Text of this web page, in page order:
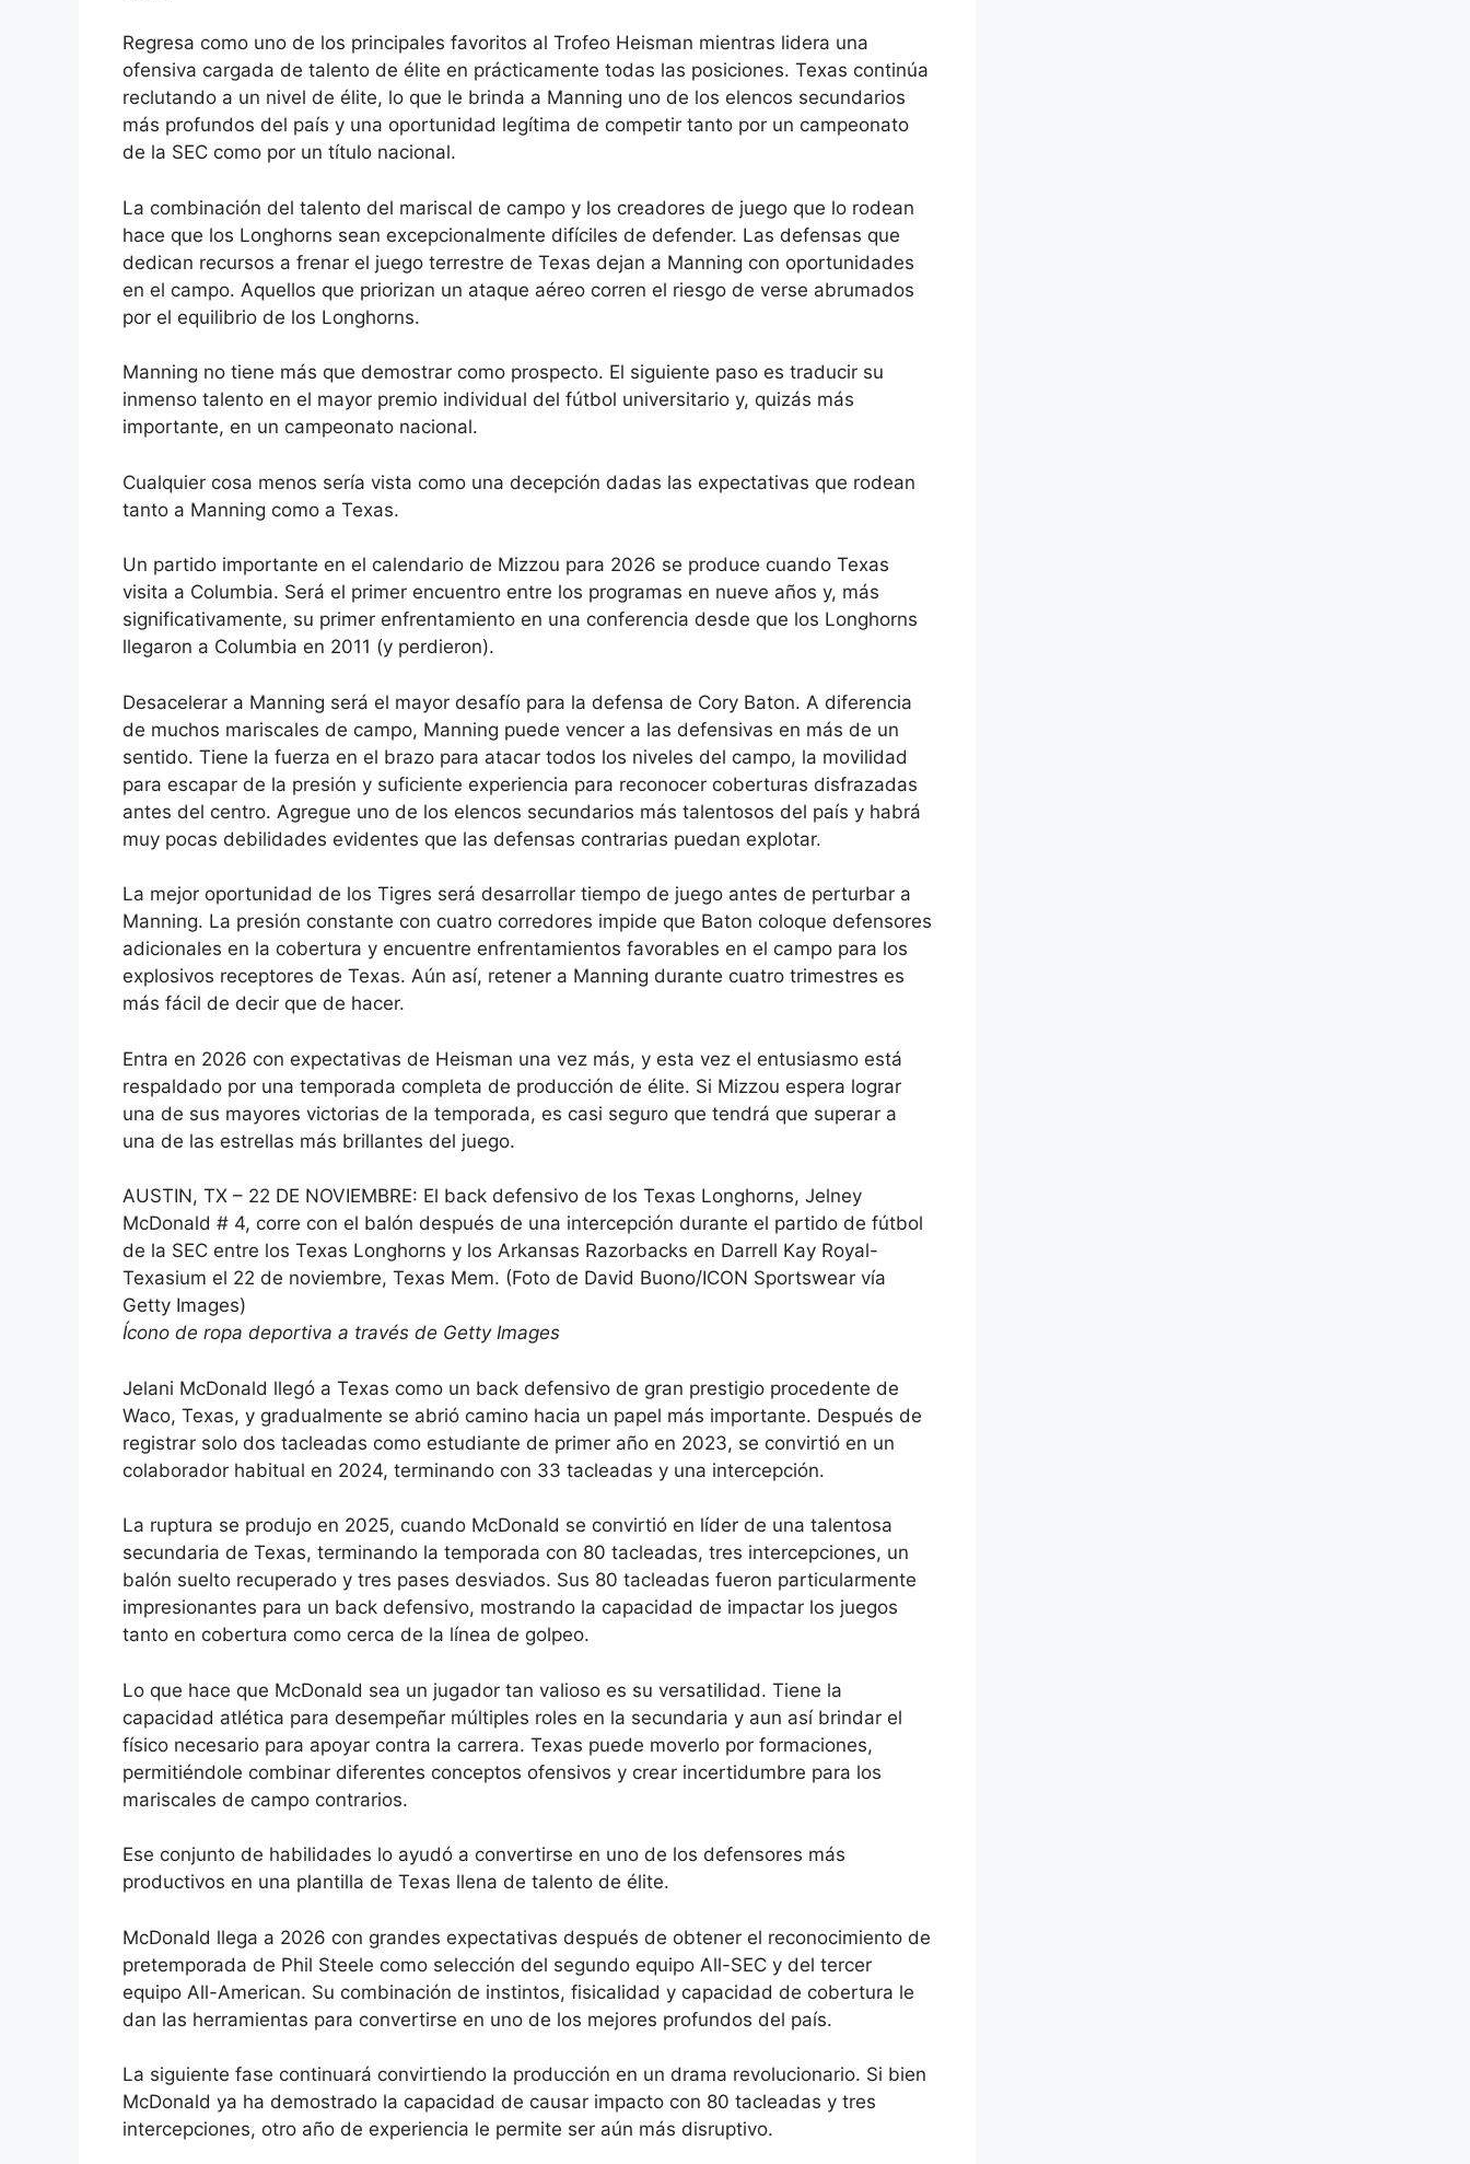
Regresa como uno de los principales favoritos al Trofeo Heisman mientras lidera una
ofensiva cargada de talento de élite en prácticamente todas las posiciones. Texas continúa
reclutando a un nivel de élite, lo que le brinda a Manning uno de los elencos secundarios
más profundos del país y una oportunidad legítima de competir tanto por un campeonato
de la SEC como por un título nacional.
La combinación del talento del mariscal de campo y los creadores de juego que lo rodean
hace que los Longhorns sean excepcionalmente difíciles de defender. Las defensas que
dedican recursos a frenar el juego terrestre de Texas dejan a Manning con oportunidades
en el campo. Aquellos que priorizan un ataque aéreo corren el riesgo de verse abrumados
por el equilibrio de los Longhorns.
Manning no tiene más que demostrar como prospecto. El siguiente paso es traducir su
inmenso talento en el mayor premio individual del fútbol universitario y, quizás más
importante, en un campeonato nacional.
Cualquier cosa menos sería vista como una decepción dadas las expectativas que rodean
tanto a Manning como a Texas.
Un partido importante en el calendario de Mizzou para 2026 se produce cuando Texas
visita a Columbia. Será el primer encuentro entre los programas en nueve años y, más
significativamente, su primer enfrentamiento en una conferencia desde que los Longhorns
llegaron a Columbia en 2011 (y perdieron).
Desacelerar a Manning será el mayor desafío para la defensa de Cory Baton. A diferencia
de muchos mariscales de campo, Manning puede vencer a las defensivas en más de un
sentido. Tiene la fuerza en el brazo para atacar todos los niveles del campo, la movilidad
para escapar de la presión y suficiente experiencia para reconocer coberturas disfrazadas
antes del centro. Agregue uno de los elencos secundarios más talentosos del país y habrá
muy pocas debilidades evidentes que las defensas contrarias puedan explotar.
La mejor oportunidad de los Tigres será desarrollar tiempo de juego antes de perturbar a
Manning. La presión constante con cuatro corredores impide que Baton coloque defensores
adicionales en la cobertura y encuentre enfrentamientos favorables en el campo para los
explosivos receptores de Texas. Aún así, retener a Manning durante cuatro trimestres es
más fácil de decir que de hacer.
Entra en 2026 con expectativas de Heisman una vez más, y esta vez el entusiasmo está
respaldado por una temporada completa de producción de élite. Si Mizzou espera lograr
una de sus mayores victorias de la temporada, es casi seguro que tendrá que superar a
una de las estrellas más brillantes del juego.
AUSTIN, TX – 22 DE NOVIEMBRE: El back defensivo de los Texas Longhorns, Jelney
McDonald # 4, corre con el balón después de una intercepción durante el partido de fútbol
de la SEC entre los Texas Longhorns y los Arkansas Razorbacks en Darrell Kay Royal-
Texasium el 22 de noviembre, Texas Mem. (Foto de David Buono/ICON Sportswear vía
Getty Images)
Ícono de ropa deportiva a través de Getty Images
Jelani McDonald llegó a Texas como un back defensivo de gran prestigio procedente de
Waco, Texas, y gradualmente se abrió camino hacia un papel más importante. Después de
registrar solo dos tacleadas como estudiante de primer año en 2023, se convirtió en un
colaborador habitual en 2024, terminando con 33 tacleadas y una intercepción.
La ruptura se produjo en 2025, cuando McDonald se convirtió en líder de una talentosa
secundaria de Texas, terminando la temporada con 80 tacleadas, tres intercepciones, un
balón suelto recuperado y tres pases desviados. Sus 80 tacleadas fueron particularmente
impresionantes para un back defensivo, mostrando la capacidad de impactar los juegos
tanto en cobertura como cerca de la línea de golpeo.
Lo que hace que McDonald sea un jugador tan valioso es su versatilidad. Tiene la
capacidad atlética para desempeñar múltiples roles en la secundaria y aun así brindar el
físico necesario para apoyar contra la carrera. Texas puede moverlo por formaciones,
permitiéndole combinar diferentes conceptos ofensivos y crear incertidumbre para los
mariscales de campo contrarios.
Ese conjunto de habilidades lo ayudó a convertirse en uno de los defensores más
productivos en una plantilla de Texas llena de talento de élite.
McDonald llega a 2026 con grandes expectativas después de obtener el reconocimiento de
pretemporada de Phil Steele como selección del segundo equipo All-SEC y del tercer
equipo All-American. Su combinación de instintos, fisicalidad y capacidad de cobertura le
dan las herramientas para convertirse en uno de los mejores profundos del país.
La siguiente fase continuará convirtiendo la producción en un drama revolucionario. Si bien
McDonald ya ha demostrado la capacidad de causar impacto con 80 tacleadas y tres
intercepciones, otro año de experiencia le permite ser aún más disruptivo.